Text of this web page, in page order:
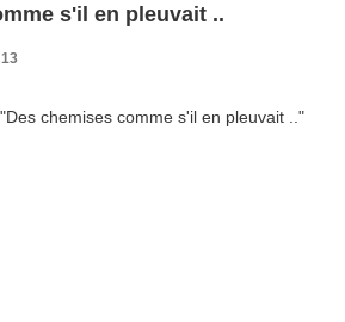
s'il en pleuvait ..